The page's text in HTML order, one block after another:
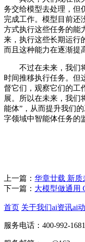
务交给模型去处理，但
完成工作。模型目前还
方式执行这些任务的能
来，执行这些长期运行
而且这种能力在逐渐提
不过在未来，我们将
时间推移执行任务。但
督它们，观察它们的工
展。所以在未来，我们
能体”，从而提升我们
字领域中智能体任务的
上一篇： 华章廿载 新
下一篇： 大模型做通用
首页 关于我们ai资讯ai
服务电话：400-992-1681